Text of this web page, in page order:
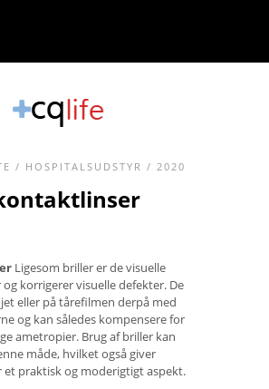
/ HOSPITALSUDSTYR / 2020
Ligesom briller er de visuelle
korrigerer visuelle defekter. De
eller på tårefilmen derpå med
og kan således kompensere for
ametropier. Brug af briller kan
måde, hvilket også giver
praktisk og moderigtigt aspekt.